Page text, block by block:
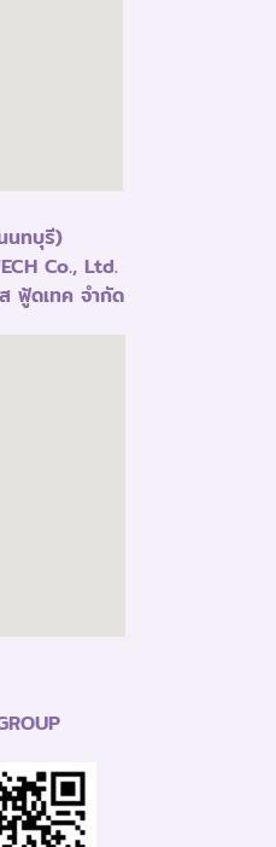
นทบุรี)
Co., Ltd.
ฟู้ดเทค จำกัด